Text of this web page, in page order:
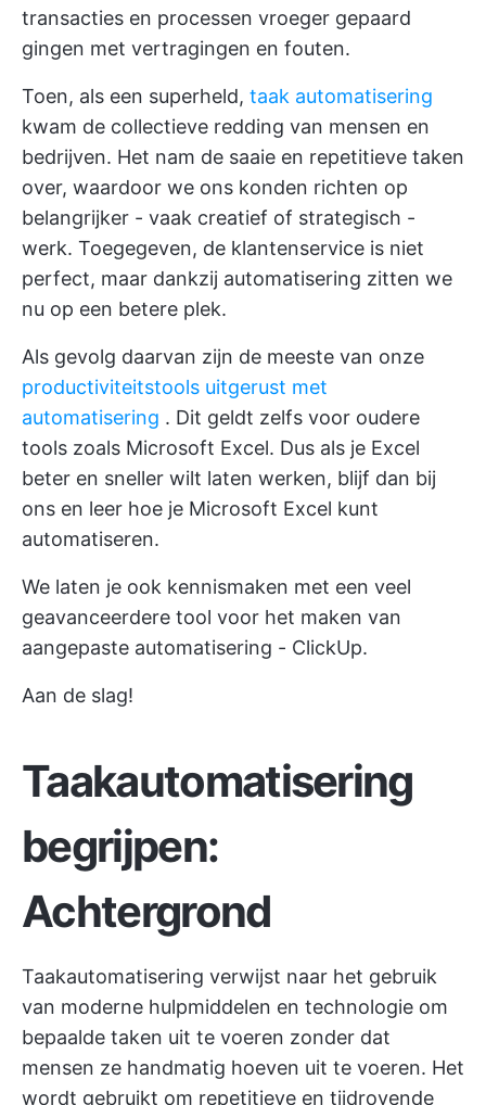
transacties en processen vroeger gepaard
gingen met vertragingen en fouten.
Toen, als een superheld, taak automatisering
kwam de collectieve redding van mensen en
bedrijven. Het nam de saaie en repetitieve taken
over, waardoor we ons konden richten op
belangrijker - vaak creatief of strategisch -
werk. Toegegeven, de klantenservice is niet
perfect, maar dankzij automatisering zitten we
nu op een betere plek.
Als gevolg daarvan zijn de meeste van onze
productiviteitstools uitgerust met
automatisering . Dit geldt zelfs voor oudere
tools zoals Microsoft Excel. Dus als je Excel
beter en sneller wilt laten werken, blijf dan bij
ons en leer hoe je Microsoft Excel kunt
automatiseren.
We laten je ook kennismaken met een veel
geavanceerdere tool voor het maken van
aangepaste automatisering - ClickUp.
Aan de slag!
Taakautomatisering
begrijpen:
Achtergrond
Taakautomatisering verwijst naar het gebruik
van moderne hulpmiddelen en technologie om
bepaalde taken uit te voeren zonder dat
mensen ze handmatig hoeven uit te voeren. Het
wordt gebruikt om repetitieve en tijdrovende